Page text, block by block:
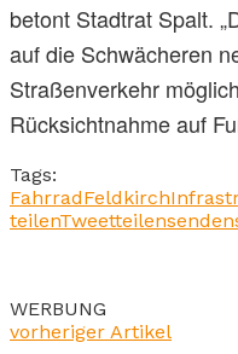
betont Stadtrat Spalt.
auf die Schwächeren
Straßenverkehr
Rücksichtnahme auf
Tags:
FahrradFeldkirch
teilenTweetteilensenden
WERBUNG
vorheriger Artikel